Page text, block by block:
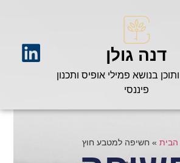
דנה גולן
בנושא פמילי אופיס ותכנון
פיננסי
» חשיפה למטבע חוץ